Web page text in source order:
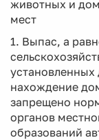
животных и
мест
1. Выпас, а
установленных
нахождение
запрещено
органов
образований